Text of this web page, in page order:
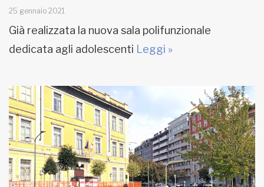
25 gennaio 2021
Già realizzata la nuova sala polifunzionale
dedicata agli adolescenti Leggi »